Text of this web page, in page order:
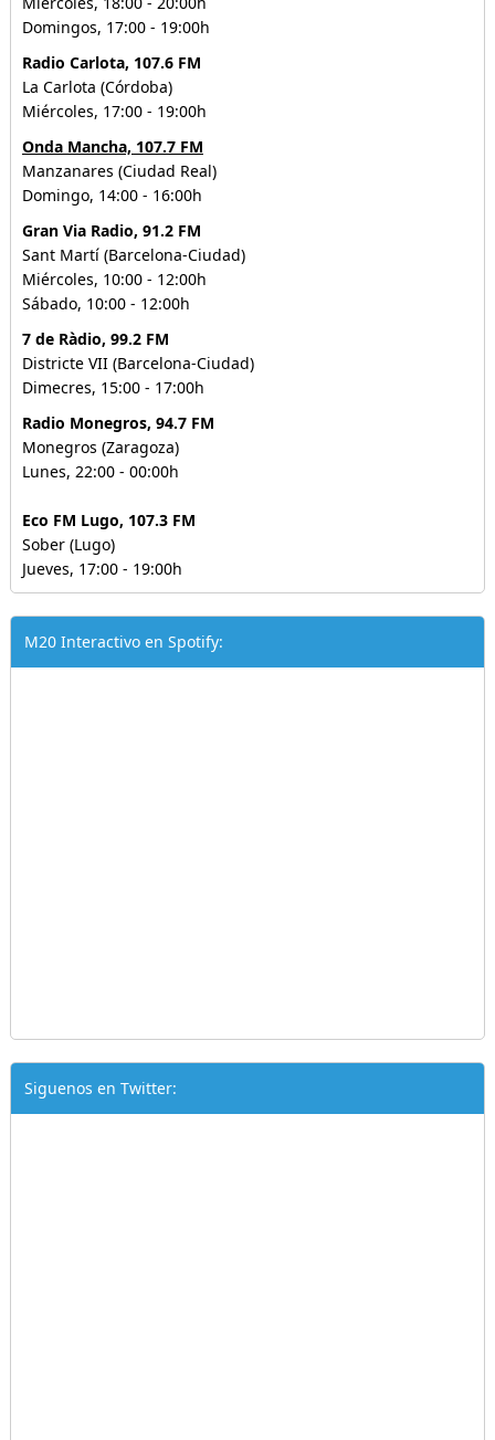
Domingos, 17:00 - 19:00h
Radio Carlota, 107.6 FM
La Carlota (Córdoba)
Miércoles, 17:00 - 19:00h
Onda Mancha, 107.7 FM
Manzanares (Ciudad Real)
Domingo, 14:00 - 16:00h
Gran Via Radio, 91.2 FM
Sant Martí (Barcelona-Ciudad)
Miércoles, 10:00 - 12:00h
Sábado, 10:00 - 12:00h
7 de Ràdio, 99.2 FM
Districte VII (Barcelona-Ciudad)
Dimecres, 15:00 - 17:00h
Radio Monegros, 94.7 FM
Monegros (Zaragoza)
Lunes, 22:00 - 00:00h
Eco FM Lugo, 107.3 FM
Sober (Lugo)
Jueves, 17:00 - 19:00h
M20 Interactivo en Spotify:
Siguenos en Twitter: